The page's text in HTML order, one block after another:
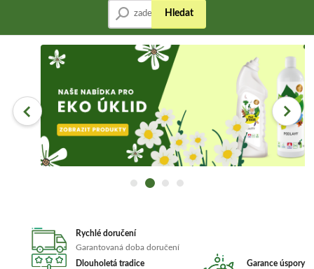
Hledat
Rychlé doručení
Garantovaná doba doručení
Dlouholetá tradice
Garance úspory